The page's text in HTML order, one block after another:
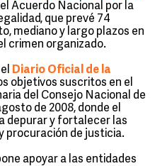
Acuerdo Nacional por la
que prevé 74
mediano y largo plazos en
crimen organizado.
Diario Oficial de la
objetivos suscritos en el
del Consejo Nacional de
de 2008, donde el
depurar y fortalecer las
procuración de justicia.
apoyar a las entidades